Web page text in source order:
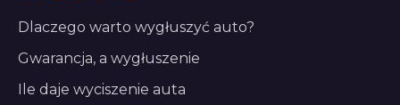
Dlaczego warto wygłuszyć auto?
Gwarancja, a wygłuszenie
Ile daje wyciszenie auta